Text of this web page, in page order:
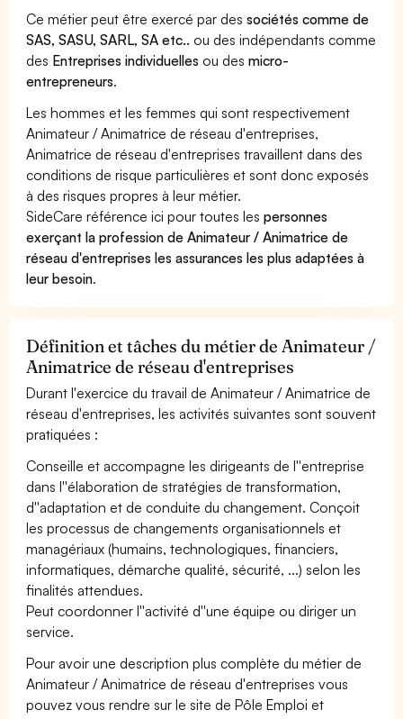
Ce métier peut être exercé par dessociétés comme de
SAS, SASU, SARL, SA etc.. ou des indépendants comme
des Entreprises individuelles ou desmicro-
entrepreneurs.
Les hommes et les femmes qui sont respectivement
Animateur / Animatrice de réseau d'entreprises,
Animatrice de réseau d'entreprises travaillent dans des
conditions de risque particulières et sont donc exposés
à des risques propres à leur métier.
SideCare référence ici pour toutes lespersonnes
exerçant la profession de Animateur / Animatrice de
réseau d'entreprises les assurances les plus adaptées à
leur besoin.
Définition et tâches du métier de Animateur /
Animatrice de réseau d'entreprises
Durant l'exercice du travail de Animateur / Animatrice de
réseau d'entreprises, les activités suivantes sont souvent
pratiquées :
Conseille et accompagne les dirigeants de l''entreprise
dans l''élaboration de stratégies de transformation,
d''adaptation et de conduite du changement. Conçoit
les processus de changements organisationnels et
managériaux (humains, technologiques, financiers,
informatiques, démarche qualité, sécurité, ...) selon les
finalités attendues.
Peut coordonner l''activité d''une équipe ou diriger un
service.
Pour avoir une description plus complète du métier de
Animateur / Animatrice de réseau d'entreprises vous
pouvez vous rendre sur le site de Pôle Emploi et